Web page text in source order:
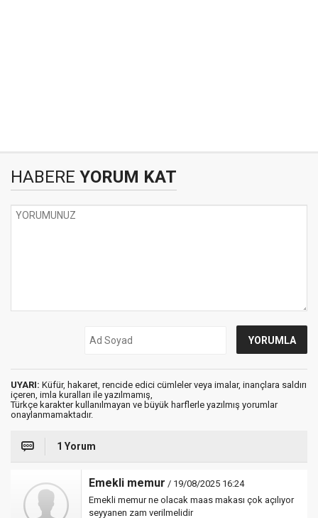
HABERE YORUM KAT
UYARI: Küfür, hakaret, rencide edici cümleler veya imalar, inançlara saldırı
içeren, imla kuralları ile yazılmamış,
Türkçe karakter kullanılmayan ve büyük harflerle yazılmış yorumlar
onaylanmamaktadır.
1 Yorum
Emekli memur / 19/08/2025 16:24
Emekli memur ne olacak maas makası çok açılıyor
seyyanen zam verilmelidir